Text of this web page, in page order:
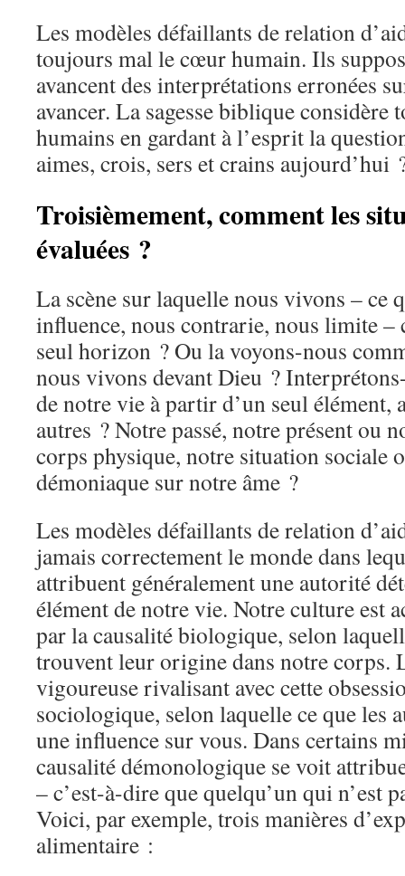
Les modèles défaillants de relation
toujours mal le cœur humain. Ils
avancent des interprétations erronées
avancer. La sagesse biblique considère
humains en gardant à l’esprit la
aimes, crois, sers et crains aujourd’hui
Troisièmement, comment les
évaluées ?
La scène sur laquelle nous vivons – ce
influence, nous contrarie, nous limite
seul horizon ? Ou la voyons-nous
nous vivons devant Dieu ?
de notre vie à partir d’un seul élément,
autres ? Notre passé, notre présent ou
corps physique, notre situation sociale
démoniaque sur notre âme ?
Les modèles défaillants de relation
jamais correctement le monde dans
attribuent généralement une autorité
élément de notre vie. Notre culture est
par la causalité biologique, selon
trouvent leur origine dans notre corps.
vigoureuse rivalisant avec cette
sociologique, selon laquelle ce que les
une influence sur vous. Dans certains
causalité démonologique se voit
– c’est-à-dire que quelqu’un qui n’est
Voici, par exemple, trois manières
alimentaire :